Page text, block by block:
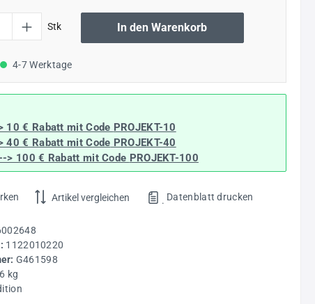
Stk In den Warenkorb
4-7 Werktage
10 € Rabatt mit Code PROJEKT-10
40 € Rabattmit Code PROJEKT-40
> 100 € Rabatt mit Code PROJEKT-100
Artikel vergleichen . Datenblatt drucken
1122010220
G461598
kg